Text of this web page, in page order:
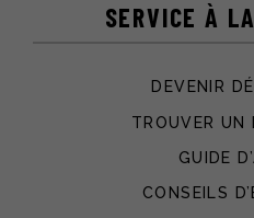
SERVICE À
DEVENIR
TROUVER UN
GUIDE
CONSEILS